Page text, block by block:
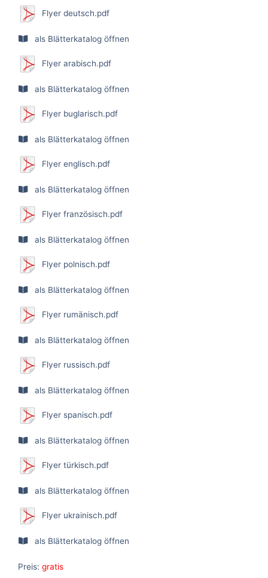
Flyer deutsch.pdf
als Blätterkatalog öffnen
Flyer arabisch.pdf
als Blätterkatalog öffnen
Flyer buglarisch.pdf
als Blätterkatalog öffnen
Flyer englisch.pdf
als Blätterkatalog öffnen
Flyer französisch.pdf
als Blätterkatalog öffnen
Flyer polnisch.pdf
als Blätterkatalog öffnen
Flyer rumänisch.pdf
als Blätterkatalog öffnen
Flyer russisch.pdf
als Blätterkatalog öffnen
Flyer spanisch.pdf
als Blätterkatalog öffnen
Flyer türkisch.pdf
als Blätterkatalog öffnen
Flyer ukrainisch.pdf
als Blätterkatalog öffnen
Preis: gratis